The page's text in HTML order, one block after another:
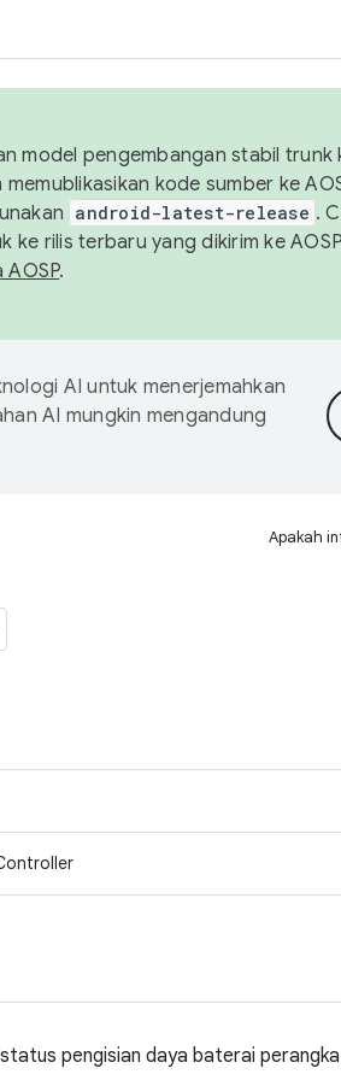
model pengembangan stabil trunk
kode sumber ke
android-latest-release .
ke rilis terbaru yang dikirim ke
.
AI untuk menerjemahkan
AI mungkin mengandung
Apakah
pengisian daya baterai